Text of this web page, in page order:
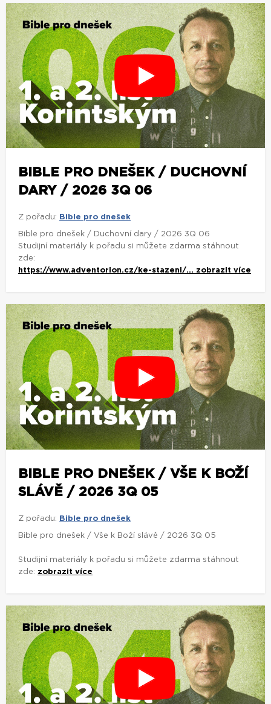
BIBLE PRO DNEŠEK / DUCHOVNÍ
DARY / 2026 3Q 06
Z pořadu: Bible pro dnešek
Bible pro dnešek / Duchovní dary / 2026 3Q 06
Studijní materiály k pořadu si můžete zdarma stáhnout
zde:
https://www.adventorion.cz/ke-stazeni/... zobrazit více
BIBLE PRO DNEŠEK / VŠE K BOŽÍ
SLÁVĚ / 2026 3Q 05
Z pořadu: Bible pro dnešek
Bible pro dnešek / Vše k Boží slávě / 2026 3Q 05
Studijní materiály k pořadu si můžete zdarma stáhnout
zde: zobrazit více